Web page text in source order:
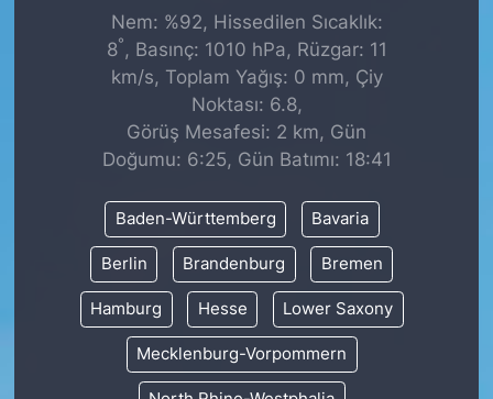
Nem: %92, Hissedilen Sıcaklık:
8° , Basınç: 1010 hPa, Rüzgar: 11
km/s, Toplam Yağış: 0 mm, Çiy
Noktası: 6.8,
Görüş Mesafesi: 2 km, Gün
Doğumu: 6:25, Gün Batımı: 18:41
Baden-Württemberg Bavaria
Berlin Brandenburg Bremen
Hamburg Hesse Lower Saxony
Mecklenburg-Vorpommern